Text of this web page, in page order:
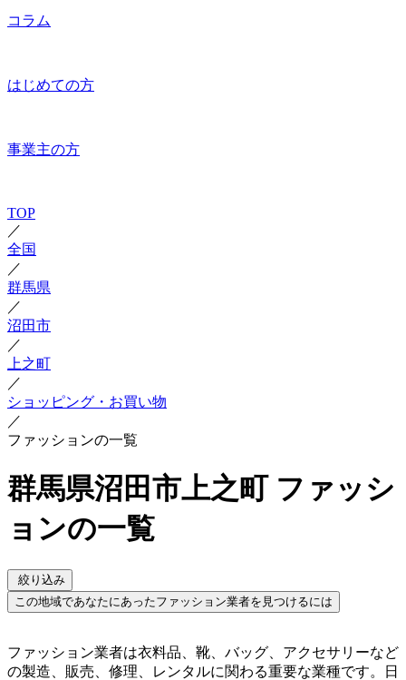
コラム
はじめての方
事業主の方
TOP
／
全国
／
群馬県
／
沼田市
／
上之町
／
ショッピング・お買い物
／
ファッションの一覧
群馬県沼田市上之町 ファッシ
ョンの一覧
絞り込み
この地域であなたにあったファッション業者を見つけるには
ファッション業者は衣料品、靴、バッグ、アクセサリーなど
の製造、販売、修理、レンタルに関わる重要な業種です。日